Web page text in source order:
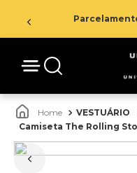
VESTUÁRIO
Camiseta The Rolling